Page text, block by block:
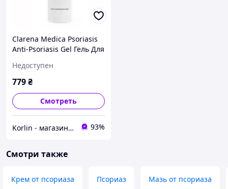
Clarena Medica Psoriasis
Anti-Psoriasis Gel Гель Для
200 мл Польша Доставка
из ЕС
Недоступен
779₴
Смотреть
Korlin - магазин натуральной косметики, витаминов и минералов, органического питания 93%
Смотри также
Крем от псориаза Псориаз Мазь от псориаза